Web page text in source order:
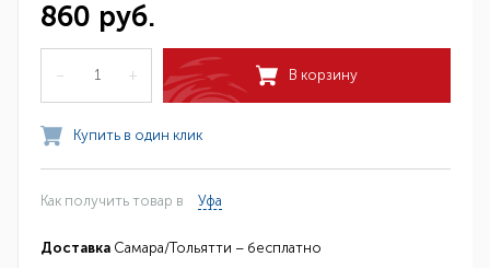
860 руб.
– + В корзину
Купить в один клик
Как получить товар в Уфа
Доставка Самара/Тольятти – бесплатно